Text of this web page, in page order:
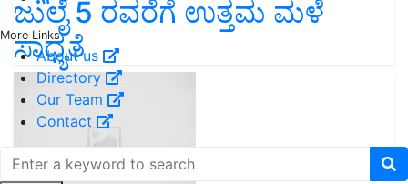
More Links
About us
Directory
Our Team
Contact
ಜುಲೈ 5 ರವರೆಗೆ ಉತ್ತಮ ಮಳೆ
ಸಾಧ್ಯತೆ